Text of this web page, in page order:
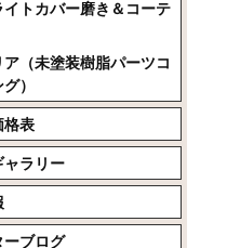
イトカバー磨き＆コーテ
ア（未塗装樹脂パーツコ
）
格表
ャラリー
ーブログ